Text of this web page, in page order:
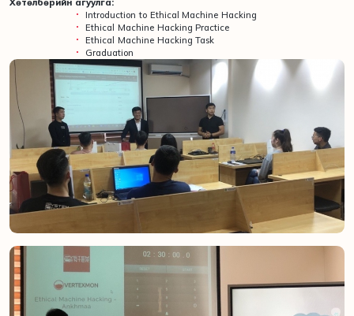
Хөтөлбөрийн агуулга:
Introduction to Ethical Machine Hacking
Ethical Machine Hacking Practice
Ethical Machine Hacking Task
Graduation